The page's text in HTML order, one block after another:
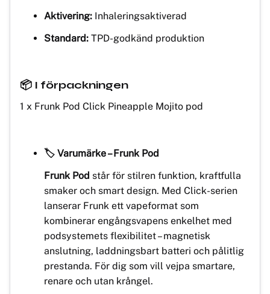
Aktivering: Inhaleringsaktiverad
Standard: TPD-godkänd produktion
📦 I förpackningen
1 x Frunk Pod Click Pineapple Mojito pod
🏷️ Varumärke – Frunk Pod
Frunk Pod står för stilren funktion, kraftfulla
smaker och smart design. Med Click-serien
lanserar Frunk ett vapeformat som
kombinerar engångsvapens enkelhet med
podsystemets flexibilitet – magnetisk
anslutning, laddningsbart batteri och pålitlig
prestanda. För dig som vill vejpa smartare,
renare och utan krångel.